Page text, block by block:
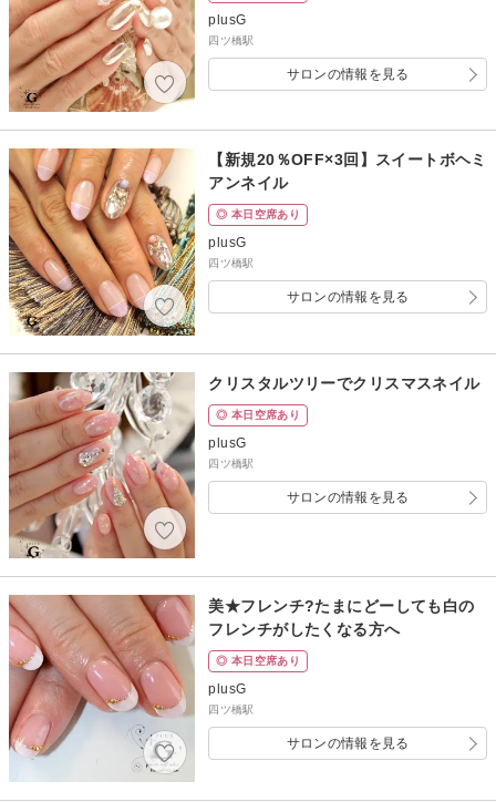
plusG
四ツ橋駅
サロンの情報を見る
【新規20％OFF×3回】スイートボヘミ
アンネイル
◎ 本日空席あり
plusG
四ツ橋駅
サロンの情報を見る
クリスタルツリーでクリスマスネイル
◎ 本日空席あり
plusG
四ツ橋駅
サロンの情報を見る
美★フレンチ?たまにどーしても白の
フレンチがしたくなる方へ
◎ 本日空席あり
plusG
四ツ橋駅
サロンの情報を見る